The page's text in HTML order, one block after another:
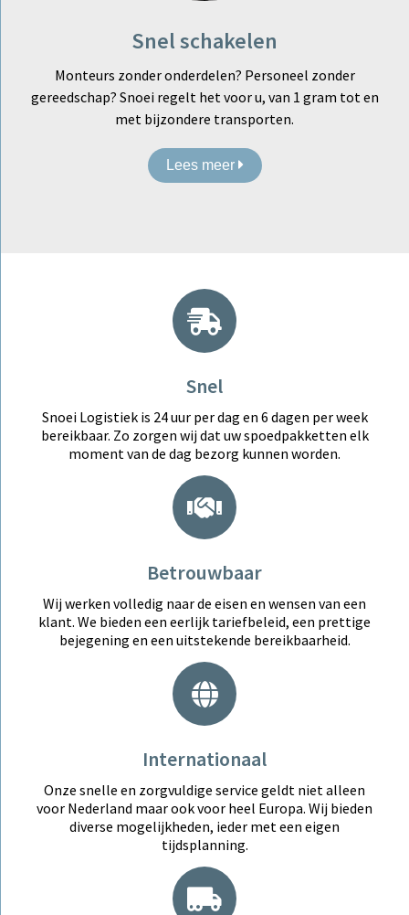
Snel schakelen
Monteurs zonder onderdelen? Personeel zonder
gereedschap? Snoei regelt het voor u, van 1 gram tot en
met bijzondere transporten.
Lees meer
Snel
Snoei Logistiek is 24 uur per dag en 6 dagen per week
bereikbaar. Zo zorgen wij dat uw spoedpakketten elk
moment van de dag bezorg kunnen worden.
Betrouwbaar
Wij werken volledig naar de eisen en wensen van een
klant. We bieden een eerlijk tariefbeleid, een prettige
bejegening en een uitstekende bereikbaarheid.
Internationaal
Onze snelle en zorgvuldige service geldt niet alleen
voor Nederland maar ook voor heel Europa. Wij bieden
diverse mogelijkheden, ieder met een eigen
tijdsplanning.